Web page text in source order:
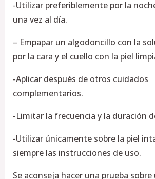
-Utilizar preferiblemente por la
una vez al día.
– Empapar un algodoncillo con la
por la cara y el cuello con la piel
-Aplicar después de otros cuidados
complementarios.
-Limitar la frecuencia y la duración
-Utilizar únicamente sobre la piel
siempre las instrucciones de uso.
Se aconseja hacer una prueba